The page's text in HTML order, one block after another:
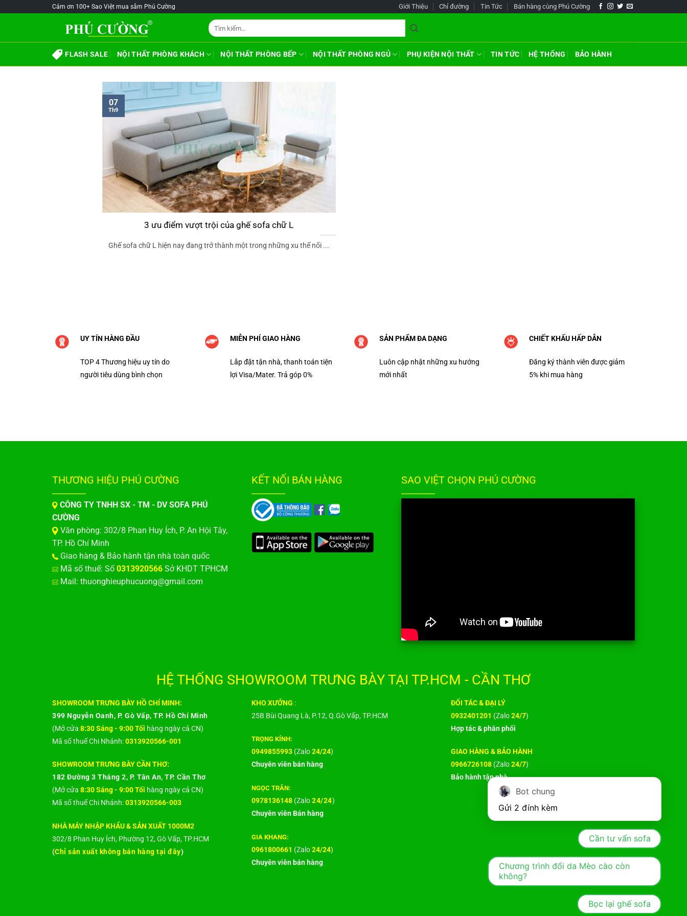
Cảm ơn 100+ Sao Việt mua sắm Phú Cường Giới Thiệu Chỉ đường Tin Tức Bán hàng cùng Phú Cường
Tìm
kiếm:
FLASH SALE NỘI THẤT PHÒNG KHÁCH NỘI THẤT PHÒNG BẾP NỘI THẤT PHÒNG NGỦ PHỤ KIỆN NỘI THẤT TIN TỨC HỆ THỐNG BẢO HÀNH
3 ưu điểm vượt trội của ghế sofa chữ L
Ghế sofa chữ L hiện nay đang trở thành một trong những xu thế nổi ...
07
Th9
UY TÍN HÀNG ĐẦU
TOP 4 Thương hiệu uy tín do
người tiêu dùng bình chọn
MIỄN PHÍ GIAO HÀNG
Lắp đặt tận nhà, thanh toán tiện
lợi Visa/Mater. Trả góp 0%
SẢN PHẨM ĐA DẠNG
Luôn cập nhật những xu hướng
mới nhất
CHIẾT KHẤU HẤP DẪN
Đăng ký thành viên được giảm
5% khi mua hàng
THƯƠNG HIỆU PHÚ CƯỜNG
CÔNG TY TNHH SX - TM - DV SOFA PHÚ
CƯỜNG
Văn phòng: 302/8 Phan Huy Ích, P. An Hội Tây,
TP. Hồ Chí Minh
Giao hàng & Bảo hành tận nhà toàn quốc
Mã số thuế: Số0313920566 Sở KHDT TPHCM
Mail: thuonghieuphucuong@gmail.com
KẾT NỐI BÁN HÀNG SAO VIỆT CHỌN PHÚ CƯỜNG
HỆ THỐNG SHOWROOM TRƯNG BÀY TẠI TP.HCM - CẦN THƠ
SHOWROOM TRƯNG BÀY HỒ CHÍ MINH:
399 Nguyễn Oanh, P. Gò Vấp, TP. Hồ Chí Minh
(Mở cửa 8:30 Sáng - 9:00 Tối hàng ngày cả CN)
Mã số thuế Chi Nhánh:0313920566-001
SHOWROOM TRƯNG BÀY CẦN THƠ:
182 Đường 3 Tháng 2, P. Tân An, TP. Cần Thơ
(Mở cửa 8:30 Sáng - 9:00 Tối hàng ngày cả CN)
Mã số thuế Chi Nhánh:0313920566-003
NHÀ MÁY NHẬP KHẨU & SẢN XUẤT 1000M2
302/8 Phan Huy Ích, Phường 12, Gò Vấp, TP.HCM
(Chỉ sản xuất không bán hàng tại đây)
KHO XƯỞNG :
25B Bùi Quang Là, P.12, Q.Gò Vấp, TP.HCM
TRỌNG KÍNH:
0949855993 (Zalo24/24)
Chuyên viên bán hàng
NGỌC TRÂN:
0978136148 (Zalo24/24)
Chuyên viên Bán hàng
GIA KHANG:
0961800661 (Zalo24/24)
Chuyên viên bán hàng
ĐỐI TÁC & ĐẠI LÝ
0932401201 (Zalo24/7)
Hợp tác & phân phối
GIAO HÀNG & BẢO HÀNH
0966726108 (Zalo24/7)
Bảo hành tận nhà
Bot chung
Gửi 2 đính kèm
Cần tư vấn sofa
Chương trình đổi da Mèo cào còn
không?
Bọc lại ghế sofa